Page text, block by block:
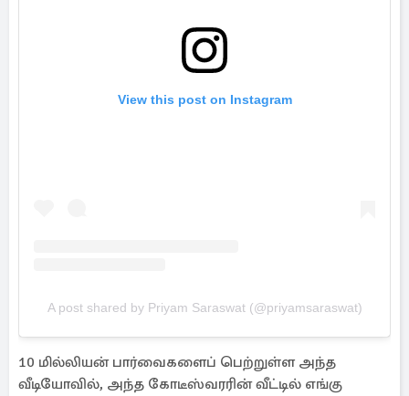
View this post on Instagram
A post shared by Priyam Saraswat (@priyamsaraswat)
10 மில்லியன் பார்வைகளைப் பெற்றுள்ள அந்த
வீடியோவில், அந்த கோடீஸ்வரரின் வீட்டில் எங்கு